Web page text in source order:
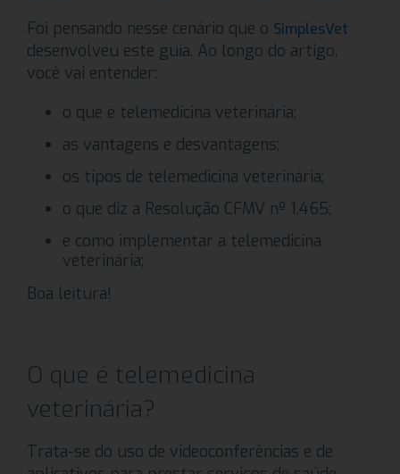
Foi pensando nesse cenário que o SimplesVet
desenvolveu este guia. Ao longo do artigo,
você vai entender:
o que é telemedicina veterinária;
as vantagens e desvantagens;
os tipos de telemedicina veterinária;
o que diz a Resolução CFMV nº 1.465;
e como implementar a telemedicina
veterinária;
Boa leitura!
O que é telemedicina
veterinária?
Trata-se do uso de videoconferências e de